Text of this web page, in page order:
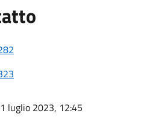
luglio 2023, 12:45